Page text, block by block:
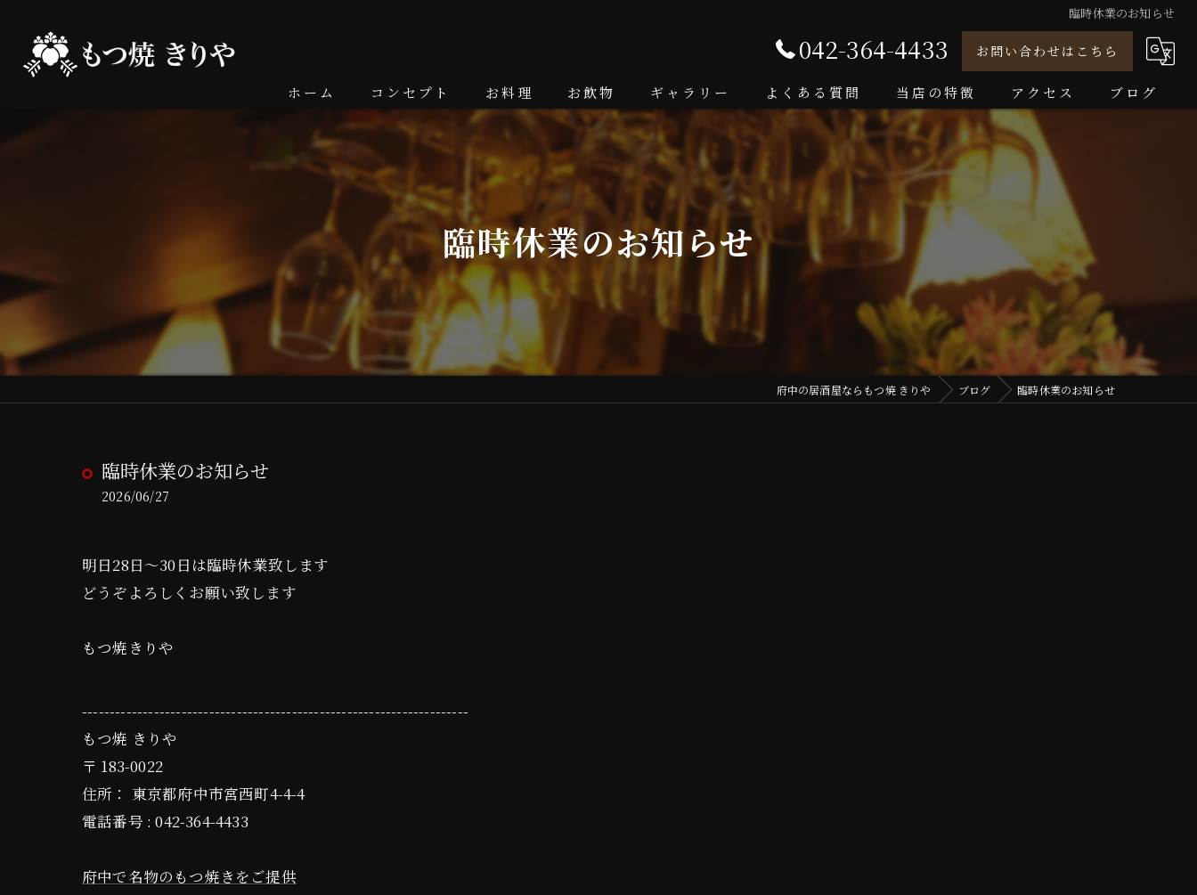
臨時休業のお知らせ
042-364-4433 お問い合わせはこちら
ホーム コンセプト お料理 お飲物 ギャラリー よくある質問 当店の特徴
もつ焼き
もつ煮
カウンター
日本酒
ホッピー
アクセス ブログ
臨時休業のお知らせ
府中の居酒屋ならもつ焼 きりや ブログ 臨時休業のお知らせ
臨時休業のお知らせ
2026/06/27
明日28日〜30日は臨時休業致します
どうぞよろしくお願い致します
もつ焼きりや
----------------------------------------------------------------------
もつ焼 きりや
〒 183-0022
住所： 東京都府中市宮西町4-4-4
電話番号 :042-364-4433
府中で名物のもつ焼きをご提供